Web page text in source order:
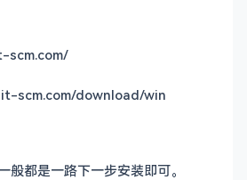
scm.com/
scm.com/download/win
般都是一路下一步安装即可。